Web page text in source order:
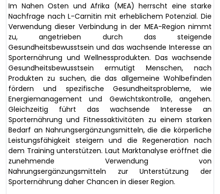
Im Nahen Osten und Afrika (MEA) herrscht eine starke
Nachfrage nach L-Carnitin mit erheblichem Potenzial. Die
Verwendung dieser Verbindung in der MEA-Region nimmt
zu, angetrieben durch das steigende
Gesundheitsbewusstsein und das wachsende Interesse an
Sporternährung und Wellnessprodukten. Das wachsende
Gesundheitsbewusstsein ermutigt Menschen, nach
Produkten zu suchen, die das allgemeine Wohlbefinden
fördern und spezifische Gesundheitsprobleme, wie
Energiemanagement und Gewichtskontrolle, angehen.
Gleichzeitig führt das wachsende Interesse an
Sporternährung und Fitnessaktivitäten zu einem starken
Bedarf an Nahrungsergänzungsmitteln, die die körperliche
Leistungsfähigkeit steigern und die Regeneration nach
dem Training unterstützen. Laut Marktanalyse eröffnet die
zunehmende Verwendung von
Nahrungsergänzungsmitteln zur Unterstützung der
Sporternährung daher Chancen in dieser Region.